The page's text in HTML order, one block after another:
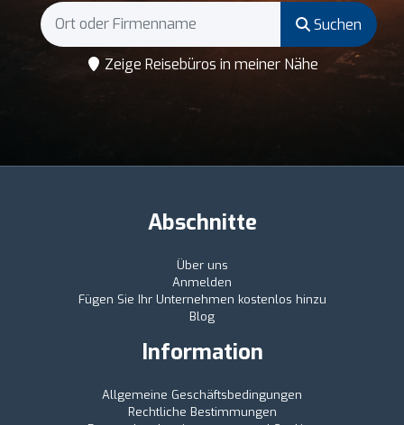
Suchen
Zeige Reisebüros in meiner Nähe
Abschnitte
Über uns
Anmelden
Fügen Sie Ihr Unternehmen kostenlos hinzu
Blog
Information
Allgemeine Geschäftsbedingungen
Rechtliche Bestimmungen